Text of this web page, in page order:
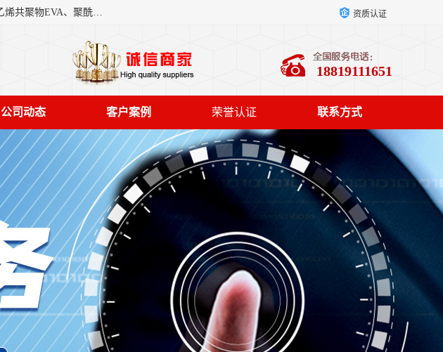
东莞市恒屹国际贸易有限公司（简称：恒屹国际）是一家石化原料综合营销服务商，主营产品乙烯-醋酸乙烯共聚物EVA、聚酰胺PA（尼龙）、醚酯型热塑弹性体TPEE等，公司秉承以市场为导向的战略思想，致力于大宗石化原料在中国市场的营销服务业务，为客户提供一站式的全面服务。 资质认证
18819111651
公司动态 客户案例 荣誉认证 联系方式